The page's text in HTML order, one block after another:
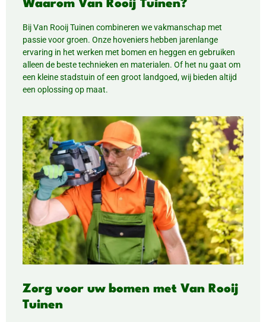
Waarom Van Rooij Tuinen?
Bij Van Rooij Tuinen combineren we vakmanschap met
passie voor groen. Onze hoveniers hebben jarenlange
ervaring in het werken met bomen en heggen en gebruiken
alleen de beste technieken en materialen. Of het nu gaat om
een kleine stadstuin of een groot landgoed, wij bieden altijd
een oplossing op maat.
Zorg voor uw bomen met Van Rooij
Tuinen